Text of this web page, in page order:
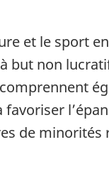
et le sport
but non
de minorités